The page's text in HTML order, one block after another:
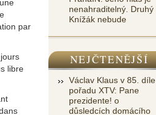
nenahraditelný. Druhý
Knížák nebude
NEJČTENĚJŠÍ
Václav Klaus v 85. díle
pořadu XTV: Pane
prezidente! o
důsledcích domácího
par
libre